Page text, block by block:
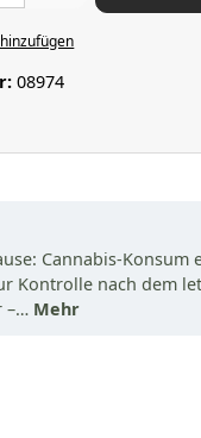
08974
Cannabis-Konsum
Kontrolle nach dem
–… Mehr